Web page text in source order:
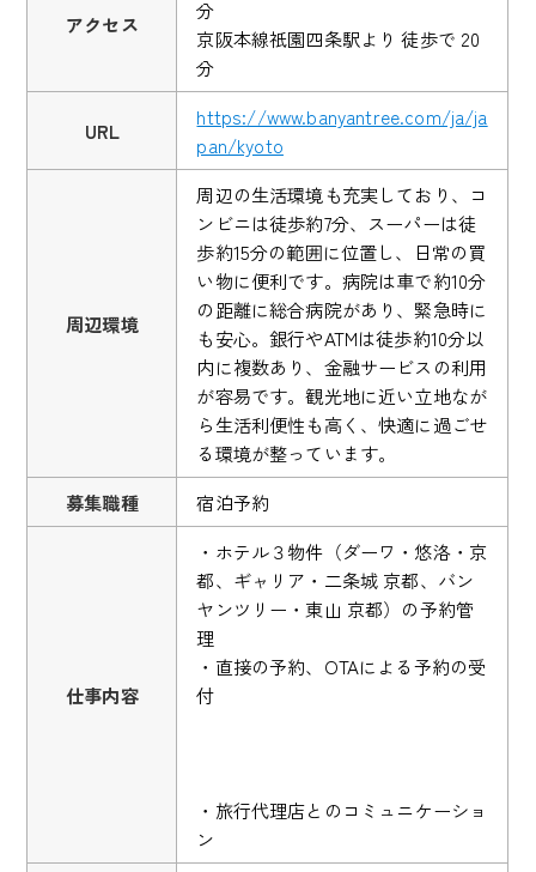
アクセス
分
京阪本線祇園四条駅より 徒歩で 20
分
URL
https://www.banyantree.com/ja/ja
pan/kyoto
周辺環境
周辺の生活環境も充実しており、コ
ンビニは徒歩約7分、スーパーは徒
歩約15分の範囲に位置し、日常の買
い物に便利です。病院は車で約10分
の距離に総合病院があり、緊急時に
も安心。銀行やATMは徒歩約10分以
内に複数あり、金融サービスの利用
が容易です。観光地に近い立地なが
ら生活利便性も高く、快適に過ごせ
る環境が整っています。
募集職種
宿泊予約
仕事内容
・ホテル３物件（ダーワ・悠洛・京
都、ギャリア・二条城 京都、バン
ヤンツリー・東山 京都）の予約管
理
・直接の予約、OTAによる予約の受
付
・旅行代理店とのコミュニケーショ
ン